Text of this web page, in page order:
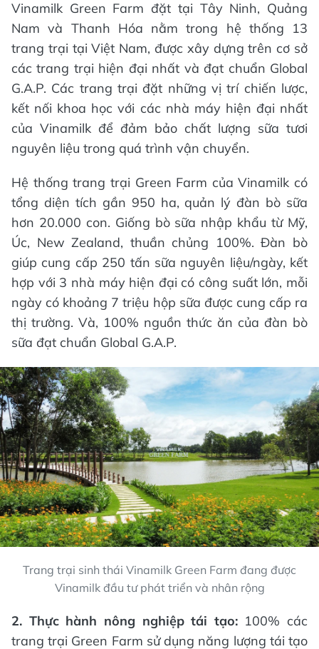
Vinamilk Green Farm đặt tại Tây Ninh, Quảng
Nam và Thanh Hóa nằm trong hệ thống 13
trang trại tại Việt Nam, được xây dựng trên cơ sở
các trang trại hiện đại nhất và đạt chuẩn Global
G.A.P. Các trang trại đặt những vị trí chiến lược,
kết nối khoa học với các nhà máy hiện đại nhất
của Vinamilk để đảm bảo chất lượng sữa tươi
nguyên liệu trong quá trình vận chuyển.
Hệ thống trang trại Green Farm của Vinamilk có
tổng diện tích gần 950 ha, quản lý đàn bò sữa
hơn 20.000 con. Giống bò sữa nhập khẩu từ Mỹ,
Úc, New Zealand, thuần chủng 100%. Đàn bò
giúp cung cấp 250 tấn sữa nguyên liệu/ngày, kết
hợp với 3 nhà máy hiện đại có công suất lớn, mỗi
ngày có khoảng 7 triệu hộp sữa được cung cấp ra
thị trường. Và, 100% nguồn thức ăn của đàn bò
sữa đạt chuẩn Global G.A.P.
Trang trại sinh thái Vinamilk Green Farm đang được
Vinamilk đầu tư phát triển và nhân rộng
2. Thực hành nông nghiệp tái tạo: 100% các
trang trại Green Farm sử dụng năng lượng tái tạo